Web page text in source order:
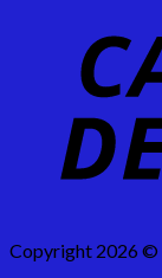
Copyright 2026 ©